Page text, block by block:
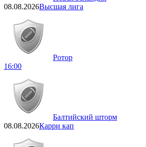
08.08.2026Высшая лига
Ротор
16:00
Балтийский шторм
08.08.2026Карри кап